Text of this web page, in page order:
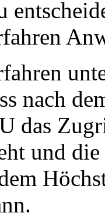
nach
das
und